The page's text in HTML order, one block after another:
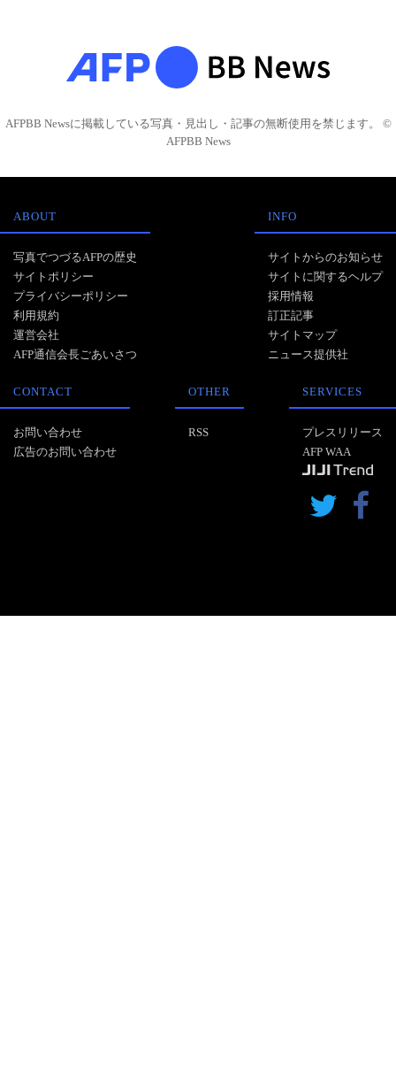
AFPBB Newsに掲載している写真・見出し・記事の無断使用を禁じます。 ©
AFPBB News
ABOUT
写真でつづるAFPの歴史
サイトポリシー
プライバシーポリシー
利用規約
運営会社
AFP通信会長ごあいさつ
INFO
サイトからのお知らせ
サイトに関するヘルプ
採用情報
訂正記事
サイトマップ
ニュース提供社
CONTACT
お問い合わせ
広告のお問い合わせ
OTHER
RSS
SERVICES
プレスリリース
AFP WAA